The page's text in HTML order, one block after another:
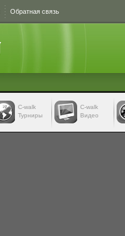
Обратная связь
С-walk
Турниры
С-walk
Видео